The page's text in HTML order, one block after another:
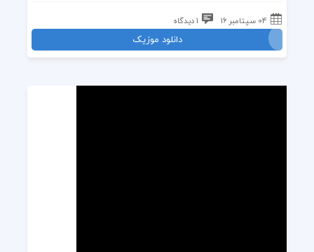
04 سپتامبر 16 1 دیدگاه
دانلود موزیک